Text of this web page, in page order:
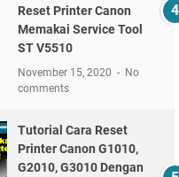
Reset Printer Canon
Memakai Service Tool
ST V5510
November 15, 2020
No
comments
Tutorial Cara Reset
Printer Canon G1010,
G2010, G3010 Dengan